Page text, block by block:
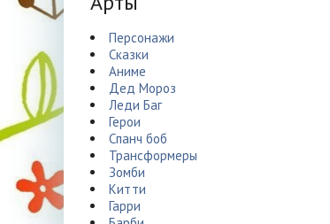
Персонажи
Сказки
Аниме
Дед Мороз
Леди Баг
Герои
Спанч боб
Трансформеры
Зомби
Китти
Гарри